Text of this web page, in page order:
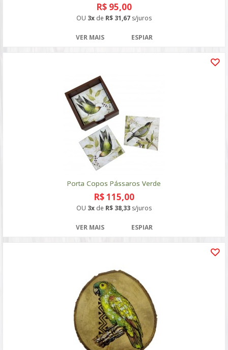
R$ 95,00
OU 3x de R$ 31,67 s/juros
VER MAIS ESPIAR
Porta Copos Pássaros Verde
R$ 115,00
OU 3x de R$ 38,33 s/juros
VER MAIS ESPIAR